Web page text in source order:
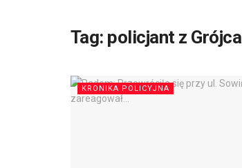
Tag: policjant z Grójca
KRONIKA POLICYJNA